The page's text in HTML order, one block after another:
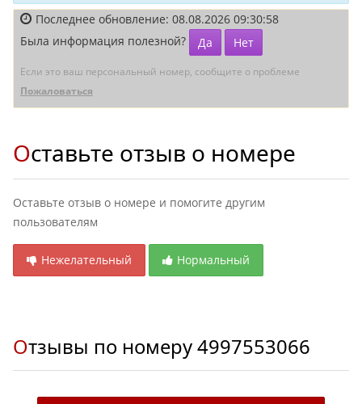
Последнее обновление: 08.08.2026 09:30:58
Была информация полезной?
Да Нет
Если это ваш персональный номер, сообщите о проблеме
Пожаловаться
Оставьте отзыв о номере
Оставьте отзыв о номере и помогите другим
пользователям
Нежелательный Нормальный
Отзывы по номеру4997553066